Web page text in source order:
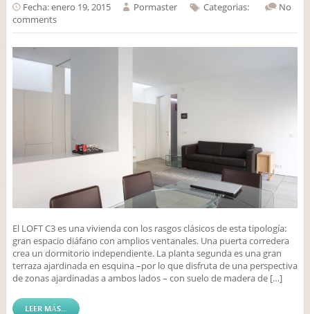
Fecha: enero 19, 2015 Pormaster Categorias:
No
comments
El LOFT C3 es una vivienda con los rasgos clásicos de esta tipología:
gran espacio diáfano con amplios ventanales. Una puerta corredera
crea un dormitorio independiente. La planta segunda es una gran
terraza ajardinada en esquina –por lo que disfruta de una perspectiva
de zonas ajardinadas a ambos lados – con suelo de madera de […]
LEER MÁS...